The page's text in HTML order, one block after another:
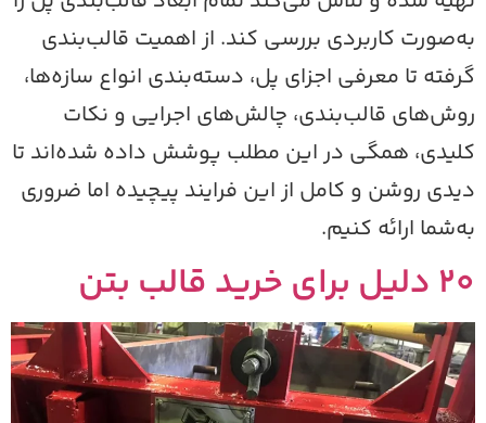
کاربردی بررسی کند. از اهمیت قالب‌بندی
تا معرفی اجزای پل، دسته‌بندی انواع سازه‌ها،
قالب‌بندی، چالش‌های اجرایی و نکات
همگی در این مطلب پوشش داده شده‌اند تا
روشن و کامل از این فرایند پیچیده اما ضروری
ارائه کنیم.
خرید قالب بتن